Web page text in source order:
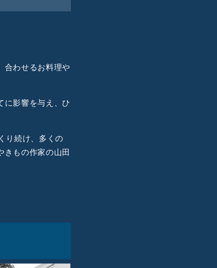
合わせるお料理や
に影響を与え、ひ
り続け、多くの
きもの作家の山田